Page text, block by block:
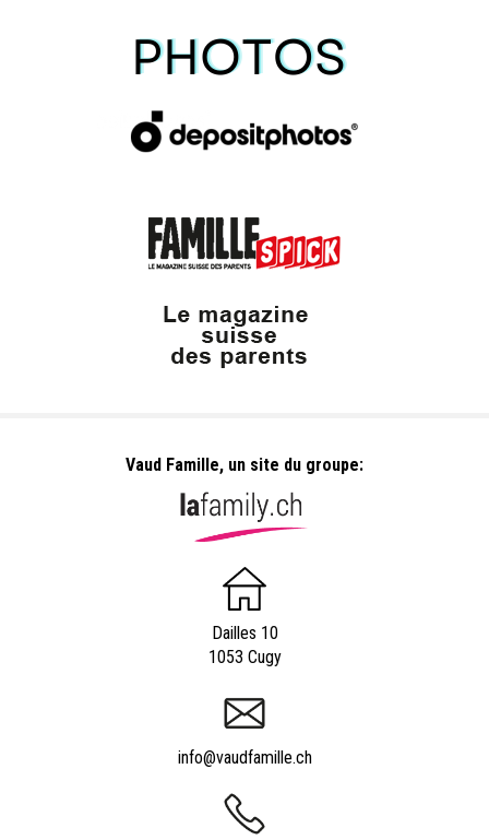
Vaud Famille, un site du groupe:
Dailles 10
1053 Cugy
info@vaudfamille.ch